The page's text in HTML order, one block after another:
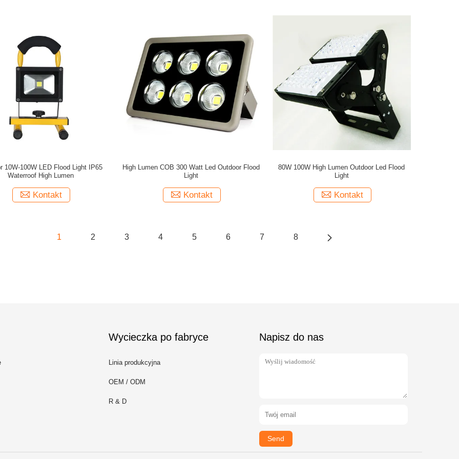
10W-100W LED Flood Light IP65
Waterroof High Lumen
Kontakt
High Lumen COB 300 Watt Led Outdoor Flood
Light
Kontakt
80W 100W High Lumen Outdoor Led Flood
Light
Kontakt
1 2 3 4 5 6 7 8
Wycieczka po fabryce
Linia produkcyjna
OEM / ODM
R & D
Napisz do nas
Send